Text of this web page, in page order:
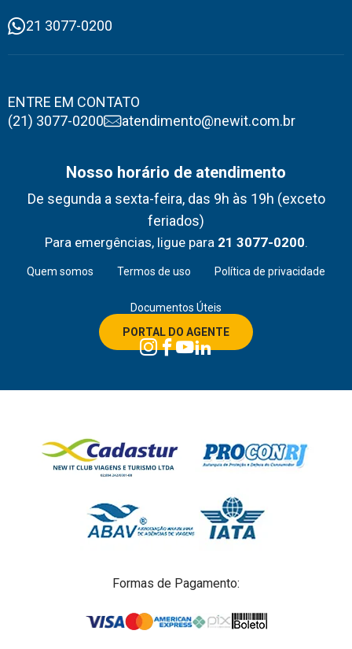
21 3077-0200
ENTRE EM CONTATO
(21) 3077-0200
atendimento@newit.com.br
Nosso horário de atendimento
De segunda a sexta-feira, das 9h às 19h (exceto
feriados)
Para emergências, ligue para 21 3077-0200.
Quem somos Termos de uso Política de privacidade
Documentos Úteis
PORTAL DO AGENTE
Formas de Pagamento: